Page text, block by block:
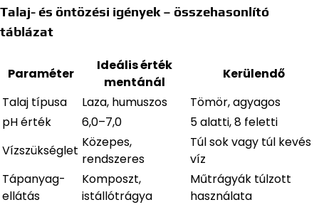
Talaj- és öntözési igények – összehasonlító
táblázat
Paraméter
Ideális érték
mentánál
Kerülendő
Talaj típusa
Laza, humuszos
Tömör, agyagos
pH érték
6,0–7,0
5 alatti, 8 feletti
Vízszükséglet
Közepes,
rendszeres
Túl sok vagy túl kevés
víz
Tápanyag-
ellátás
Komposzt,
istállótrágya
Műtrágyák túlzott
használata